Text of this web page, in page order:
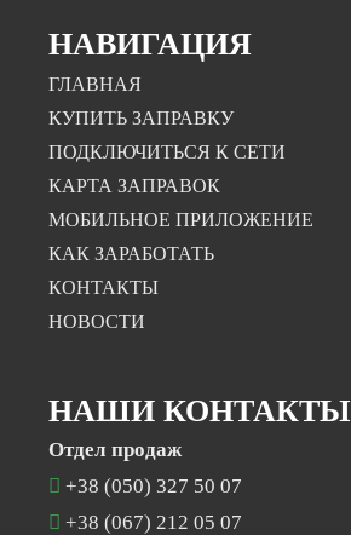
НАВИГАЦИЯ
ГЛАВНАЯ
КУПИТЬ ЗАПРАВКУ
ПОДКЛЮЧИТЬСЯ К СЕТИ
КАРТА ЗАПРАВОК
МОБИЛЬНОЕ ПРИЛОЖЕНИЕ
КАК ЗАРАБОТАТЬ
КОНТАКТЫ
НОВОСТИ
НАШИ КОНТАКТЫ
Отдел продаж
+38 (050) 327 50 07
+38 (067) 212 05 07